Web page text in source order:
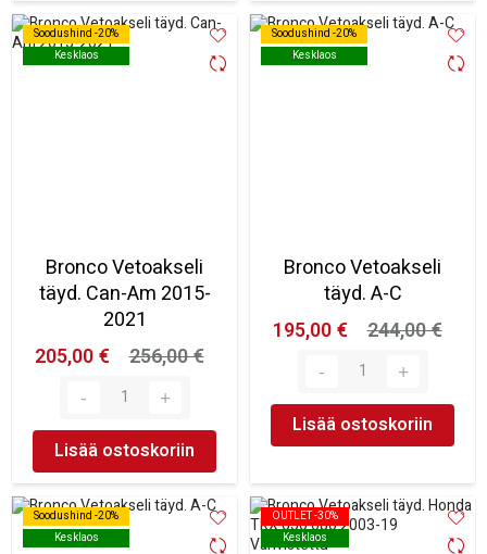
Soodushind -20%
Kesklaos
Soodushind -20%
Kesklaos
Bronco Vetoakseli
täyd. Can-Am 2015-
2021
205,00 €
256,00 €
Lisää ostoskoriin
Soodushind -20%
Kesklaos
Soodushind -20%
Kesklaos
Bronco Vetoakseli
täyd. A-C
195,00 €
244,00 €
Lisää ostoskoriin
Soodushind -20%
Kesklaos
Soodushind -20%
Kesklaos
OUTLET -30%
Kesklaos
OUTLET -30%
Kesklaos